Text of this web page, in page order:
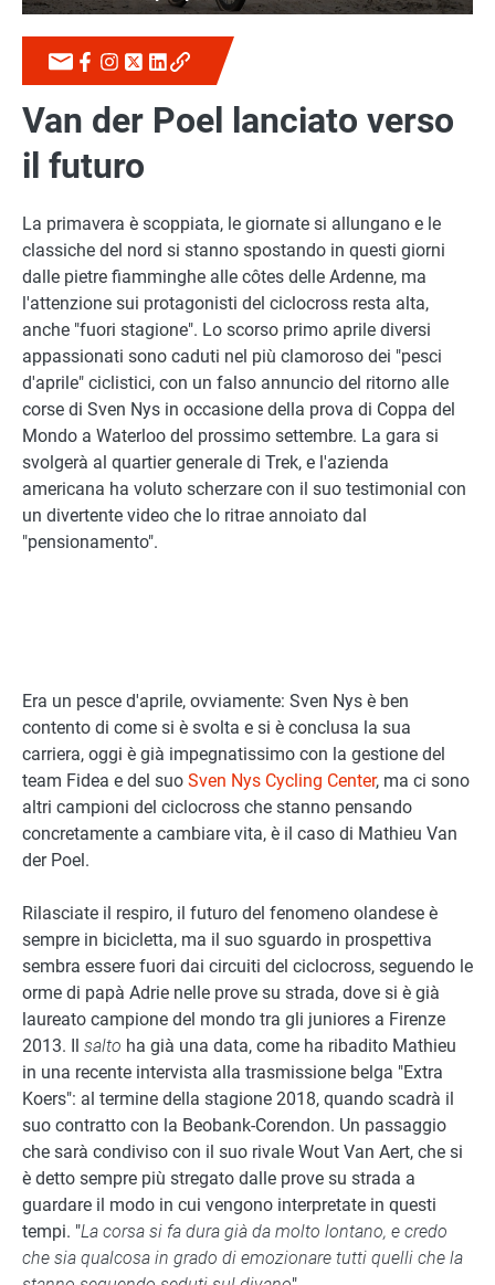
Van der Poel lanciato verso
il futuro
La primavera è scoppiata, le giornate si allungano e le
classiche del nord si stanno spostando in questi giorni
dalle pietre fiamminghe alle côtes delle Ardenne, ma
l'attenzione sui protagonisti del ciclocross resta alta,
anche "fuori stagione". Lo scorso primo aprile diversi
appassionati sono caduti nel più clamoroso dei "pesci
d'aprile" ciclistici, con un falso annuncio del ritorno alle
corse di Sven Nys in occasione della prova di Coppa del
Mondo a Waterloo del prossimo settembre. La gara si
svolgerà al quartier generale di Trek, e l'azienda
americana ha voluto scherzare con il suo testimonial con
un divertente video che lo ritrae annoiato dal
"pensionamento".
Era un pesce d'aprile, ovviamente: Sven Nys è ben
contento di come si è svolta e si è conclusa la sua
carriera, oggi è già impegnatissimo con la gestione del
team Fidea e del suo Sven Nys Cycling Center, ma ci sono
altri campioni del ciclocross che stanno pensando
concretamente a cambiare vita, è il caso di Mathieu Van
der Poel.
Rilasciate il respiro, il futuro del fenomeno olandese è
sempre in bicicletta, ma il suo sguardo in prospettiva
sembra essere fuori dai circuiti del ciclocross, seguendo le
orme di papà Adrie nelle prove su strada, dove si è già
laureato campione del mondo tra gli juniores a Firenze
2013. Il salto ha già una data, come ha ribadito Mathieu
in una recente intervista alla trasmissione belga "Extra
Koers": al termine della stagione 2018, quando scadrà il
suo contratto con la Beobank-Corendon. Un passaggio
che sarà condiviso con il suo rivale Wout Van Aert, che si
è detto sempre più stregato dalle prove su strada a
guardare il modo in cui vengono interpretate in questi
tempi. "La corsa si fa dura già da molto lontano, e credo
che sia qualcosa in grado di emozionare tutti quelli che la